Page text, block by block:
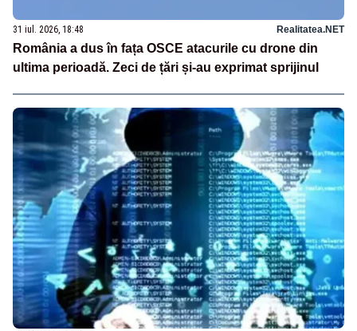
31 iul. 2026, 18:48 Realitatea.NET
România a dus în fața OSCE atacurile cu drone din
ultima perioadă. Zeci de țări și-au exprimat sprijinul